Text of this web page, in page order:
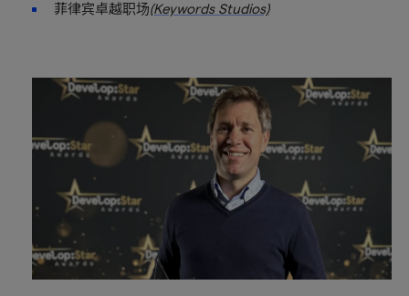
菲律宾卓越职场(Keywords Studios)